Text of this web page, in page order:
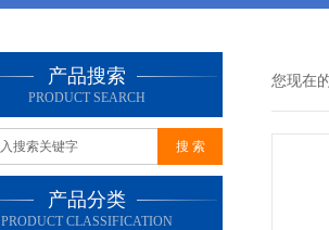
产品搜索
PRODUCT SEARCH
产品分类
PRODUCT CLASSIFICATION
您现在